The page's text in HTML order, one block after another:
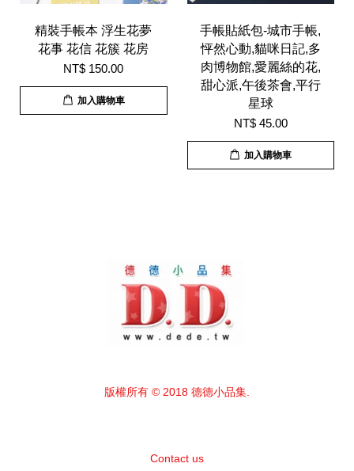
精裝手帳本 浮生花夢
花事 花信 花簇 花房
NT$ 150.00
加入購物車
手帳貼紙包-城市手帳,
怦然心動,貓咪日記,多
肉博物館,愛麗絲的花,
甜心派,午後茶會,平行
星球
NT$ 45.00
加入購物車
版權所有 © 2018 德德小品集.
Contact us